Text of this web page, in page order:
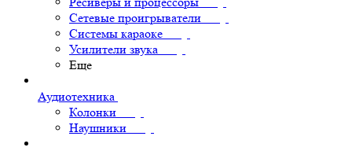
Сетевые проигрыватели
Системы караоке
Усилители звука
Еще
Аудиотехника
Колонки
Наушники